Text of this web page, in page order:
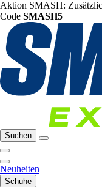
Aktion SMASH:
Code SMASH5
Suchen
Neuheiten
Schuhe